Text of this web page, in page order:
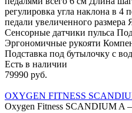
регулировка угла наклона в
педали увеличенного
Сенсорные датчики пульса
Эргономичные рукояти
Подставка под бутылочку с
Есть в наличии
79990 руб.
OXYGEN FITNESS
Oxygen Fitness SCANDIUM A